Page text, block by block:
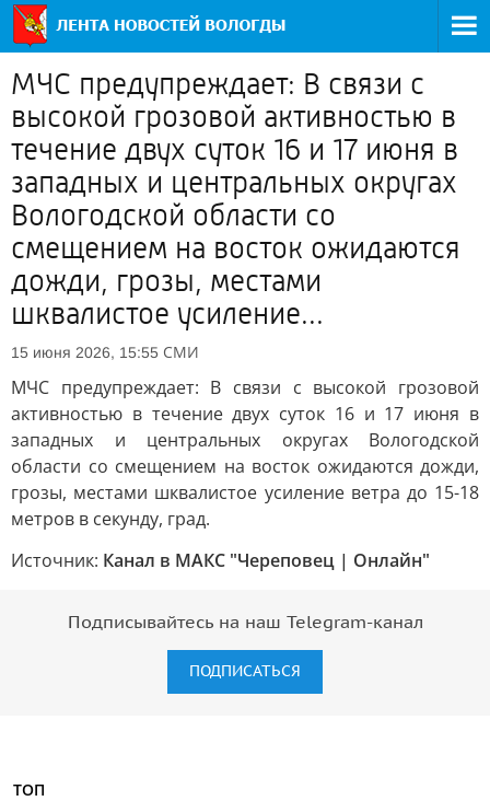
МЧС предупреждает: В связи с
высокой грозовой активностью в
течение двух суток 16 и 17 июня в
западных и центральных округах
Вологодской области со
смещением на восток ожидаются
дожди, грозы, местами
шквалистое усиление...
15 июня 2026, 15:55 СМИ
МЧС предупреждает: В связи с высокой грозовой
активностью в течение двух суток 16 и 17 июня в
западных и центральных округах Вологодской
области со смещением на восток ожидаются дожди,
грозы, местами шквалистое усиление ветра до 15-18
метров в секунду, град.
Источник: Канал в МАКС "Череповец | Онлайн"
Подписывайтесь на наш Telegram-канал
ПОДПИСАТЬСЯ
ТОП